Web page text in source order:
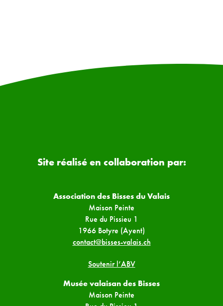
Site réalisé en collaboration par:
Association des Bisses du Valais
Maison Peinte
Rue du Pissieu 1
1966 Botyre (Ayent)
contact@bisses-valais.ch
Soutenir l’ABV
Musée valaisan des Bisses
Maison Peinte